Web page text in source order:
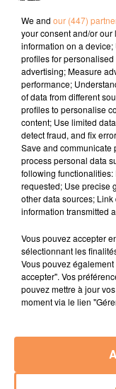
Compte Instagram :
https://
Site Internet :
TITRES DIFFUSÉS
18h37
18h37
We and our (447)
your consent and/or
information on a
profiles for
advertising; Measure
performance;
of data from different
profiles to personalise
content; Use limited
detect fraud, and fix
Save and communicate
process personal data
following
requested; Use precise
other data sources;
information transmitted
Vous pouvez accepter
sélectionnant les
Vous pouvez
accepter". Vos
pouvez mettre à jour
moment via le lien